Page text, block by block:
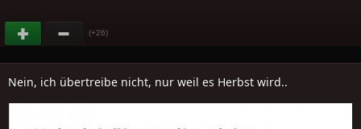
(+26)
Nein, ich übertreibe nicht, nur weil es Herbst wird..